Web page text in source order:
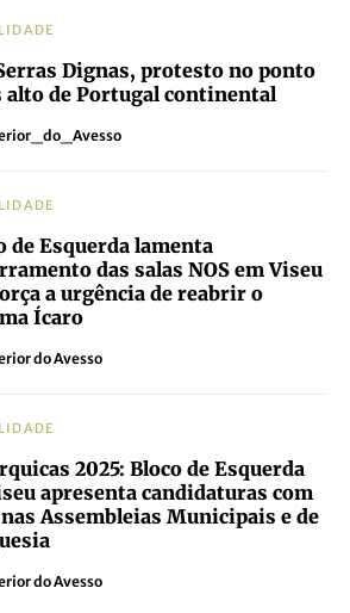
Dignas, protesto no ponto
alto de Portugal continental
de Esquerda lamenta
das salas NOS em Viseu
a urgência de reabrir o
Ícaro
do Avesso
2025: Bloco de Esquerda
apresenta candidaturas com
Assembleias Municipais e de
do Avesso